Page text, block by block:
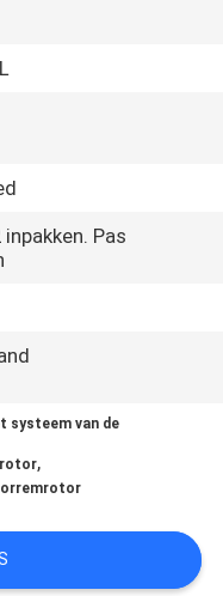
Pas
systeem van de
,